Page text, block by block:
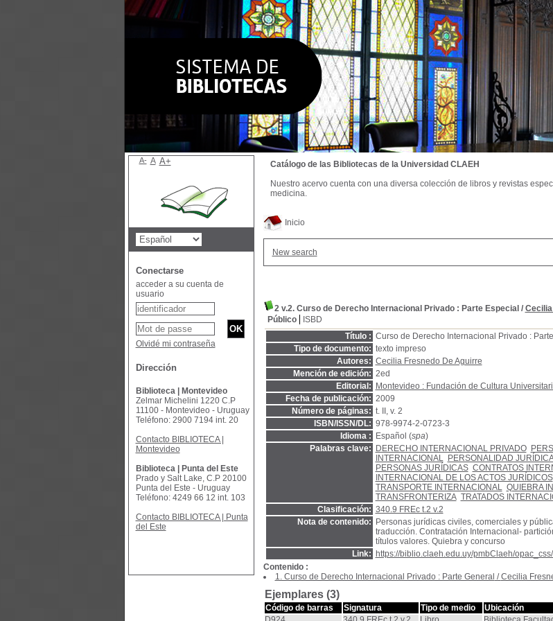
Inicio
New search
2 v.2. Curso de Derecho Internacional Privado : Parte Especial /
Público
ISBD
Título : Curso de Derecho Internacional Privado :
Tipo de documento: texto impreso
Autores: Cecilia Fresnedo De Aguirre
Mención de edición: 2ed
Editorial:
Montevideo : Fundación de Cultura
Fecha de publicación: 2009
Número de páginas: t. II, v. 2
ISBN/ISSN/DL: 978-9974-2-0723-3
Idioma :
Español (spa)
Palabras clave:
DERECHO INTERNACIONAL PRIVADO
INTERNACIONAL
PERSONALIDAD
PERSONAS JURÍDICAS CONTRATOS
INTERNACIONAL DE LOS ACTOS JURÍDICOS
TRANSPORTE INTERNACIONAL QUIEBRA
TRANSFRONTERIZA TRATADOS
Clasificación: 340.9 FREc t.2 v.2
Nota de contenido:
Personas jurídicas civiles, comerciales y
traducción. Contratación Internacional-
títulos valores. Quiebra y concurso
Link:
https://biblio.claeh.edu.uy/pmbClaeh/
Contenido :
1. Curso de Derecho Internacional Privado : Parte General /Cecilia
Ejemplares (3)
Código de barras Signatura Tipo de medio Ubicación
Catálogo de las Bibliotecas de la Universidad CLAEH
Nuestro acervo cuenta con una diversa colección de libros y revistas
medicina.
A- A A+
Conectarse
acceder a su cuenta de
usuario
Olvidé mi contraseña
Dirección
Biblioteca | Montevideo
Zelmar Michelini 1220 C.P
11100 - Montevideo - Uruguay
Teléfono: 2900 7194 int. 20
Contacto BIBLIOTECA |
Montevideo
Biblioteca | Punta del Este
Prado y Salt Lake, C.P 20100
Punta del Este - Uruguay
Teléfono: 4249 66 12 int. 103
Contacto BIBLIOTECA | Punta
del Este